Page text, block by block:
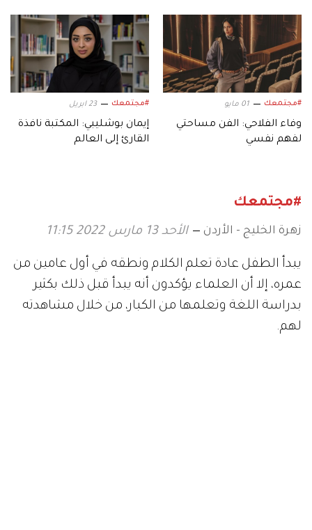
#مجتمعك 01 مايو
وفاء الفلاحي: الفن مساحتي
لفهم نفسي
#مجتمعك 23 ابريل
إيمان بوشليبي: المكتبة نافذة
القارئ إلى العالم
#مجتمعك
زهرة الخليج - الأردن الأحد 13 مارس 2022 11:15
يبدأ الطفل عادة تعلم الكلام ونطقه في أول عامين من
عمره، إلا أن العلماء يؤكدون أنه يبدأ قبل ذلك بكثير
بدراسة اللغة وتعلمها من الكبار، من خلال مشاهدته
لهم.